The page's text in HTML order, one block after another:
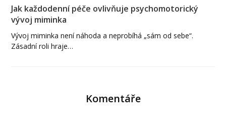
Jak každodenní péče ovlivňuje psychomotorický
vývoj miminka
Vývoj miminka není náhoda a neprobíhá „sám od sebe“.
Zásadní roli hraje…
Komentáře